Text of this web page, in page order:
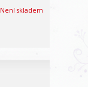
Není skladem